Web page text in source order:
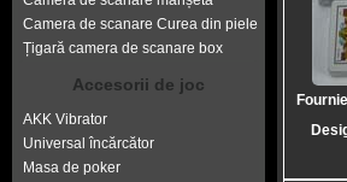
Camera de scanare Curea din piele
Țigară camera de scanare box
Accesorii de joc
AKK Vibrator
Universal încărcător
Masa de poker